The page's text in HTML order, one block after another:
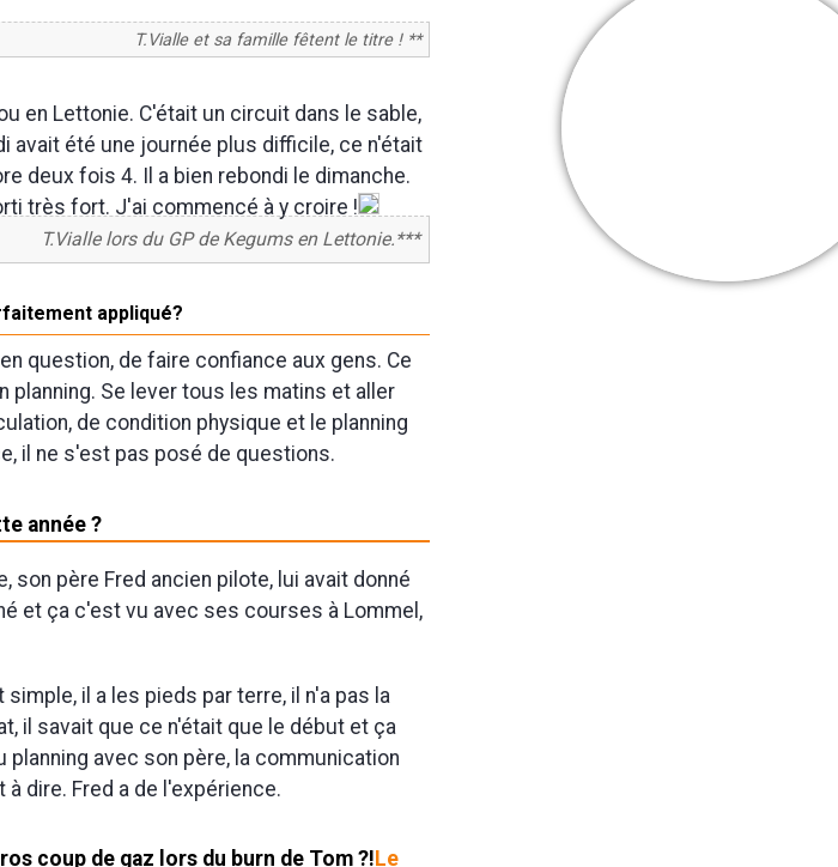
T.Vialle et sa famille fêtent le titre ! **
en Lettonie. C'était un circuit dans le sable,
avait été une journée plus difficile, ce n'était
deux fois 4. Il a bien rebondi le dimanche.
très fort. J'ai commencé à y croire !
T.Vialle lors du GP de Kegums en Lettonie.***
appliqué?
question, de faire confiance aux gens. Ce
planning. Se lever tous les matins et aller
de condition physique et le planning
il ne s'est pas posé de questions.
année ?
son père Fred ancien pilote, lui avait donné
et ça c'est vu avec ses courses à Lommel,
il a les pieds par terre, il n'a pas la
il savait que ce n'était que le début et ça
avec son père, la communication
dire. Fred a de l'expérience.
coup de gaz lors du burn de Tom ?!Le